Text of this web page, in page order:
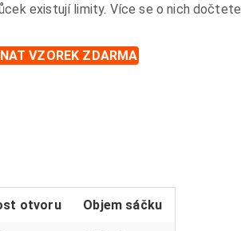
existují limity. Více se o nich dočtete
VZOREK ZDARMA
otvoru Objem sáčku